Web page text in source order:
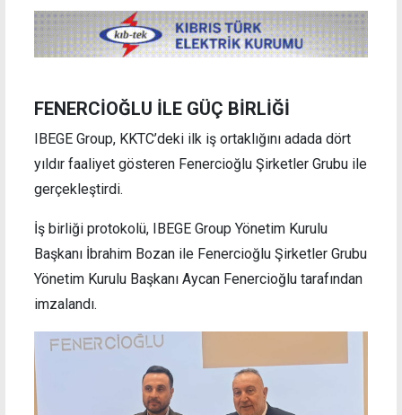
FENERCİOĞLU İLE GÜÇ BİRLİĞİ
IBEGE Group, KKTC’deki ilk iş ortaklığını adada dört
yıldır faaliyet gösteren Fenercioğlu Şirketler Grubu ile
gerçekleştirdi.
İş birliği protokolü, IBEGE Group Yönetim Kurulu
Başkanı İbrahim Bozan ile Fenercioğlu Şirketler Grubu
Yönetim Kurulu Başkanı Aycan Fenercioğlu tarafından
imzalandı.